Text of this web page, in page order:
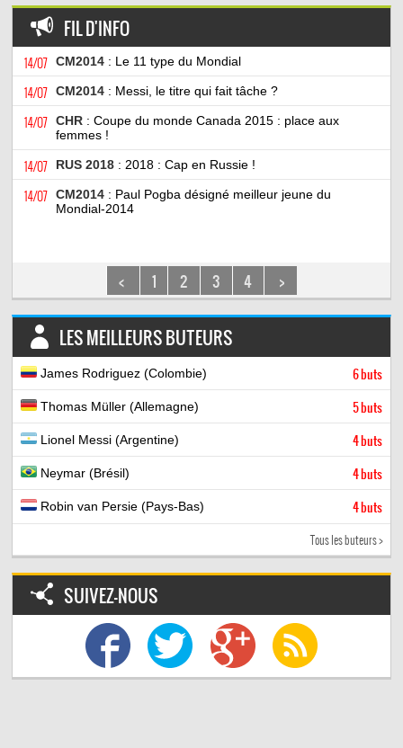
FIL D'INFO
14/07 CM2014 : Le 11 type du Mondial
14/07 CM2014 : Messi, le titre qui fait tâche ?
14/07 CHR : Coupe du monde Canada 2015 : place aux
femmes !
14/07 RUS 2018 : 2018 : Cap en Russie !
14/07 CM2014 : Paul Pogba désigné meilleur jeune du
Mondial-2014
< 1 2 3 4 >
LES MEILLEURS BUTEURS
James Rodriguez (Colombie) 6 buts
Thomas Müller (Allemagne) 5 buts
Lionel Messi (Argentine) 4 buts
Neymar (Brésil) 4 buts
Robin van Persie (Pays-Bas) 4 buts
Tous les buteurs >
SUIVEZ-NOUS